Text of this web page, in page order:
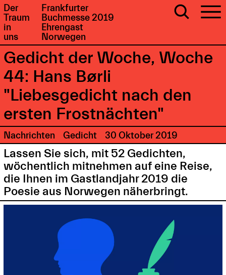
Der
Traum
in
uns
Frankfurter
Buchmesse 2019
Ehrengast
Norwegen
Gedicht der Woche, Woche
44: Hans Børli
"Liebesgedicht nach den
ersten Frostnächten"
Nachrichten Gedicht 30 Oktober 2019
Lassen Sie sich, mit 52 Gedichten,
wöchentlich mitnehmen auf eine Reise,
die Ihnen im Gastlandjahr 2019 die
Poesie aus Norwegen näherbringt.